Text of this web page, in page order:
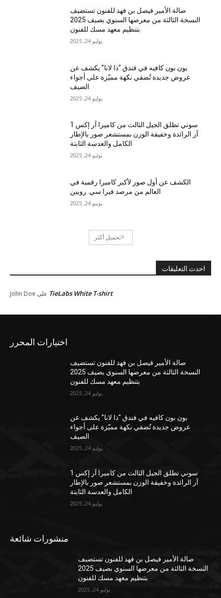
صالة الأمير فيصل بن فهد للفنون تستضيف
النسخة الثالثة من معرضها السنوي بصيف 2025
بتنظيم معهد مسك للفنون
يوليو 24, 2025
بون بون كافيه في فندق “ذا لانا” يكشف عن
عروض جديدة تُضفي نكهة مميّزة على أجواء
الصيف
يوليو 24, 2025
سوني تطلق الجيل الثالث من كاميرا آر إكس 1
آر الرائدة وخفيفة الوزن بمستشعر صور بالإطار
الكامل والعدسة الثابتة
يوليو 24, 2025
الكشف عن أول صور لأكبر كاميرا رقمية في
العالم من مرصد فيرا سي. روبين
يونيو 24, 2025
تحميل أكثر
احدث التعليقات
John Doe TieLabs White T-shirt
اختيارات المحرر
صالة الأمير فيصل بن فهد للفنون تستضيف
النسخة الثالثة من معرضها السنوي بصيف 2025
بتنظيم معهد مسك للفنون
يوليو 24, 2025
بون بون كافيه في فندق “ذا لانا” يكشف عن
عروض جديدة تُضفي نكهة مميّزة على أجواء
الصيف
يوليو 24, 2025
سوني تطلق الجيل الثالث من كاميرا آر إكس 1
آر الرائدة وخفيفة الوزن بمستشعر صور بالإطار
الكامل والعدسة الثابتة
يوليو 24, 2025
منشورات شائعة
صالة الأمير فيصل بن فهد للفنون تستضيف
النسخة الثالثة من معرضها السنوي بصيف 2025
بتنظيم معهد مسك للفنون
يوليو 24, 2025